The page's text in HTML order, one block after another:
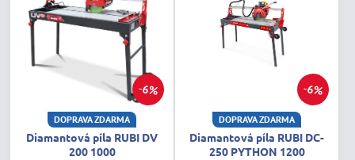
6%
DOPRAVA ZDARMA
Diamantová píla RUBI DV
200 1000
6%
DOPRAVA ZDARMA
Diamantová píla RUBI DC-
250 PYTHON 1200